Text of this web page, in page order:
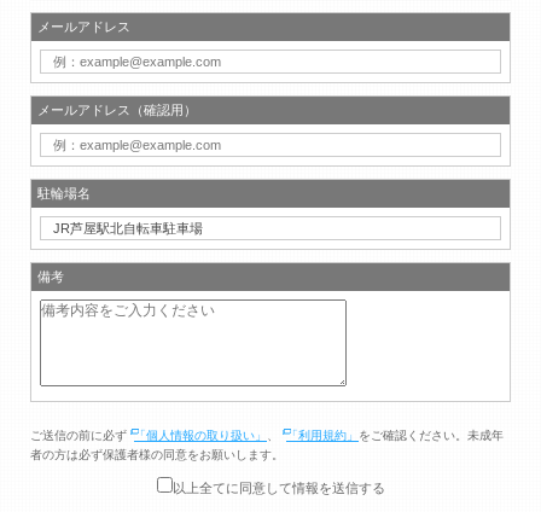
メールアドレス
メールアドレス（確認用）
駐輪場名
備考
ご送信の前に必ず 「個人情報の取り扱い」 「利用規約」 をご確認ください。未成年
者の方は必ず保護者様の同意をお願いします。
以上全てに同意して情報を送信する